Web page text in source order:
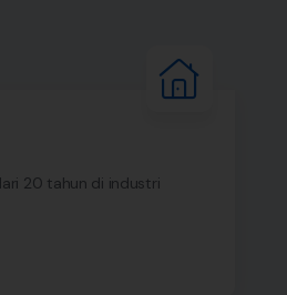
20 tahun di industri